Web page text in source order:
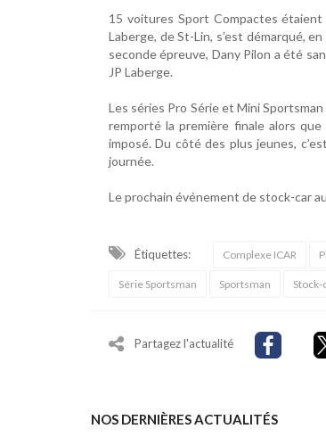
15 voitures Sport Compactes
Laberge, de St-Lin, s’est démarqué,
seconde épreuve, Dany Pilon a été
JP Laberge.
Les séries Pro Série et Mini
remporté la première finale alors
imposé. Du côté des plus jeunes,
journée.
Le prochain événement de stock-car
Étiquettes: Complexe ICAR
Série Sportsman Sportsman Stock-
Partagez l'actualité
NOS DERNIÈRES ACTUALITÉS